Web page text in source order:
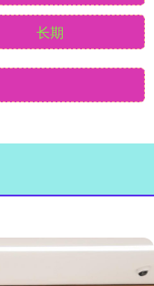
长期